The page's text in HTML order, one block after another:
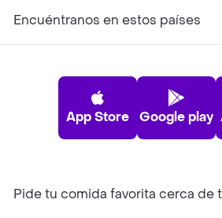
Encuéntranos en estos países
App Store Google play
Pide tu comida favorita cerca de